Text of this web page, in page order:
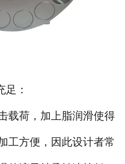
足：
载荷，加上脂润滑使得
工方便，因此设计者常